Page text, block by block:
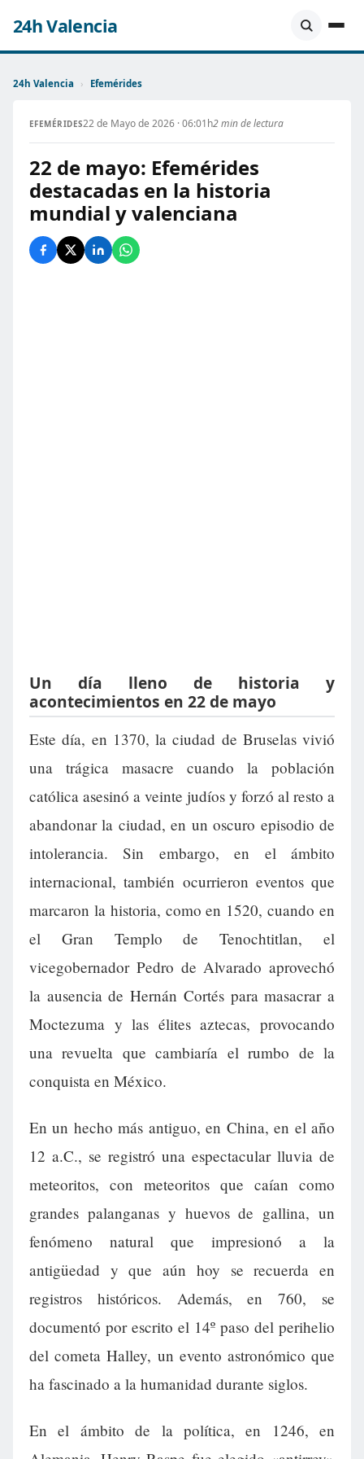
24h Valencia
24h Valencia › Efemérides
EFEMÉRIDES22 de Mayo de 2026 · 06:01h2 min de lectura
22 de mayo: Efemérides
destacadas en la historia
mundial y valenciana
Un día lleno de historia y
acontecimientos en 22 de mayo
Este día, en 1370, la ciudad de Bruselas vivió
una trágica masacre cuando la población
católica asesinó a veinte judíos y forzó al resto a
abandonar la ciudad, en un oscuro episodio de
intolerancia. Sin embargo, en el ámbito
internacional, también ocurrieron eventos que
marcaron la historia, como en 1520, cuando en
el Gran Templo de Tenochtitlan, el
vicegobernador Pedro de Alvarado aprovechó
la ausencia de Hernán Cortés para masacrar a
Moctezuma y las élites aztecas, provocando
una revuelta que cambiaría el rumbo de la
conquista en México.
En un hecho más antiguo, en China, en el año
12 a.C., se registró una espectacular lluvia de
meteoritos, con meteoritos que caían como
grandes palanganas y huevos de gallina, un
fenómeno natural que impresionó a la
antigüedad y que aún hoy se recuerda en
registros históricos. Además, en 760, se
documentó por escrito el 14º paso del perihelio
del cometa Halley, un evento astronómico que
ha fascinado a la humanidad durante siglos.
En el ámbito de la política, en 1246, en